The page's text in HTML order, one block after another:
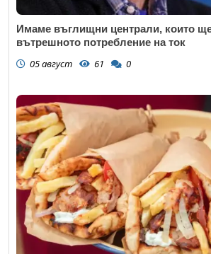
Имаме въглищни централи, които
вътрешното потребление на ток
05 август 61 0